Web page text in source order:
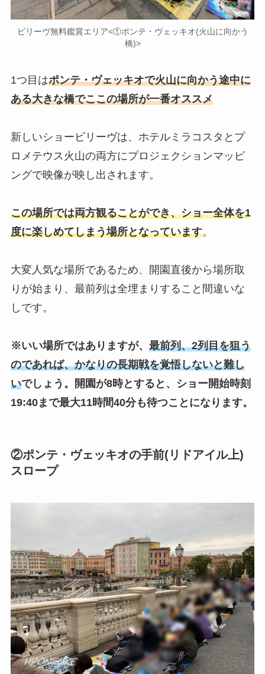
ビリーヴ無料鑑賞エリア<①ポンテ・ヴェッキオ(火山に向かう
橋)>
1つ目はポンテ・ヴェッキオで火山に向かう途中に
ある大きな橋でここの場所が一番オススメ
新しいショービリーヴは、ホテルミラコスタとプ
ロメテウス火山の両方にプロジェクションマッピ
ングで映像が映し出されます。
この場所では両方観ることができ、ショー全体を1
度に楽しめてしまう場所となっています。
大変人気な場所であるため、開園直後から場所取
りが始まり、最前列は全埋まりすること間違いな
しです。
※いい場所ではありますが、 最前列、2列目を狙う
のであれば、かなりの長期戦を覚悟しないと難し
いでしょう。開園が8時とすると、ショー開始時刻
19:40まで最大11時間40分も待つことになります。
②ポンテ・ヴェッキオの手前(リドアイル上)
スロープ